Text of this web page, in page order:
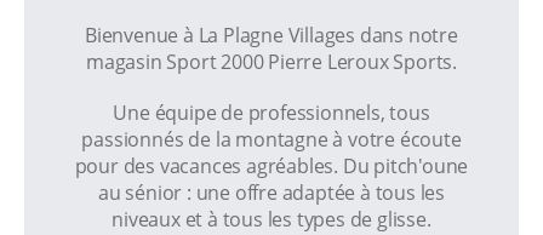
Bienvenue à La Plagne Villages dans notre
magasin Sport 2000 Pierre Leroux Sports.
Une équipe de professionnels, tous
passionnés de la montagne à votre écoute
pour des vacances agréables. Du pitch'oune
au sénior : une offre adaptée à tous les
niveaux et à tous les types de glisse.